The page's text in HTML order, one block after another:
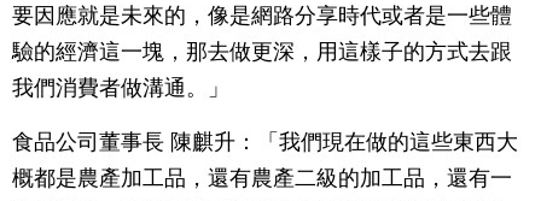
要因應就是未來的，像是網路分享時代或者是一些體
驗的經濟這一塊，那去做更深，用這樣子的方式去跟
我們消費者做溝通。」
食品公司董事長 陳麒升：「我們現在做的這些東西大
概都是農產加工品，還有農產二級的加工品，還有一